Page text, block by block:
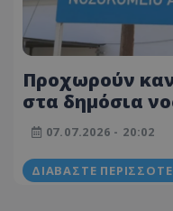
Προχωρούν
στα δημόσια
ΠτΔ οι
07.07.2026 - 20:02
ΔΙΑΒΆΣΤΕ